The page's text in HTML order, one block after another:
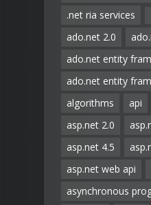
.net ria services
ado.net 2.0
ado.net entity
ado.net entity
algorithms
api
asp.net 2.0
asp.net 4.5
asp.net web api
asynchronous